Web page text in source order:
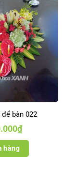
bàn 022
₫
hàng